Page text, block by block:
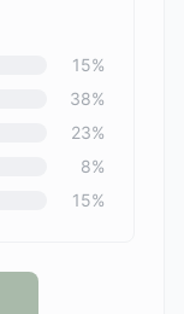
15%
38%
23%
8%
15%